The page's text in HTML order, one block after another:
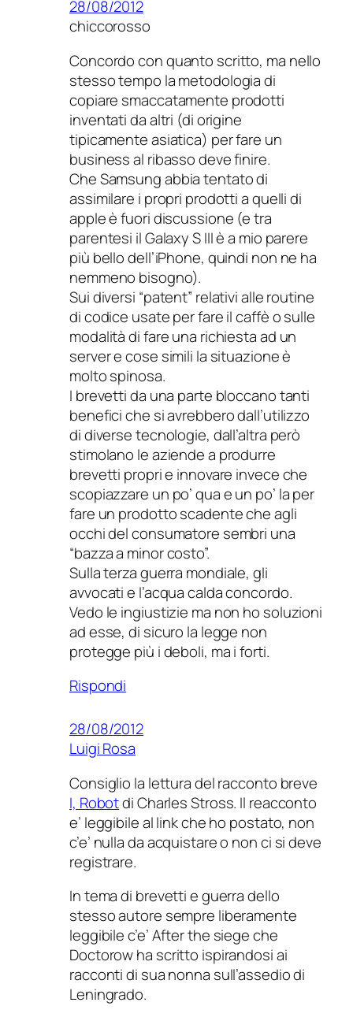
28/08/2012
chiccorosso
Concordo con quanto scritto, ma nello
stesso tempo la metodologia di
copiare smaccatamente prodotti
inventati da altri (di origine
tipicamente asiatica) per fare un
business al ribasso deve finire.
Che Samsung abbia tentato di
assimilare i propri prodotti a quelli di
apple è fuori discussione (e tra
parentesi il Galaxy S III è a mio parere
più bello dell’iPhone, quindi non ne ha
nemmeno bisogno).
Sui diversi “patent” relativi alle routine
di codice usate per fare il caffè o sulle
modalità di fare una richiesta ad un
server e cose simili la situazione è
molto spinosa.
I brevetti da una parte bloccano tanti
benefici che si avrebbero dall’utilizzo
di diverse tecnologie, dall’altra però
stimolano le aziende a produrre
brevetti propri e innovare invece che
scopiazzare un po’ qua e un po’ la per
fare un prodotto scadente che agli
occhi del consumatore sembri una
“bazza a minor costo”.
Sulla terza guerra mondiale, gli
avvocati e l’acqua calda concordo.
Vedo le ingiustizie ma non ho soluzioni
ad esse, di sicuro la legge non
protegge più i deboli, ma i forti.
Rispondi
28/08/2012
Luigi Rosa
Consiglio la lettura del racconto breve
I, Robotdi Charles Stross. Il reacconto
e’ leggibile al link che ho postato, non
c’e’ nulla da acquistare o non ci si deve
registrare.
In tema di brevetti e guerra dello
stesso autore sempre liberamente
leggibile c’e’After the siegeche
Doctorow ha scritto ispirandosi ai
racconti di sua nonna sull’assedio di
Leningrado.